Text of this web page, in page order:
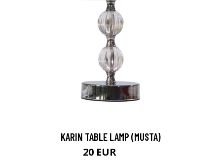
KARIN TABLE LAMP (MUSTA)
20 EUR